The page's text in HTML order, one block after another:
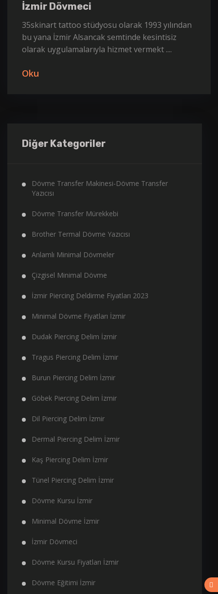
İzmir Dövmeci
35skinart tattoo stüdyosu olarak 1993 yılından
bu yana İzmir Alsancak semtinde kesintisiz
olarak uygulamalarıyla hizmet vermekt ....
Oku
Diğer Kategoriler
Dövme Transfer Makinesi-Dövme Transfer
Yazıcısı
Dövme Transfer Mürekkebi
Brother Termal Dövme Yazıcısı
Anlamlı Minimal Dövmeler
Çizgisel Minimal Dövme
İzmir Piercing Deldirme Fiyatları 2023
Minimal Dövme Fiyatları İzmir
Dudak Piercing Delim İzmir
Tragus Piercing Delim İzmir
Burun Piercing Delim İzmir
Göbek Piercing Delim İzmir
Dil Piercing Delim İzmir
Dermal Piercing Delim İzmir
Kaş Piercing Delim İzmir
Tünel Piercing Delim İzmir
Dövme Kursu İzmir
Minimal Dövme İzmir
İzmir Dövmeci
Dövme Kursu Fiyatları İzmir
Dövme Eğitimi İzmir